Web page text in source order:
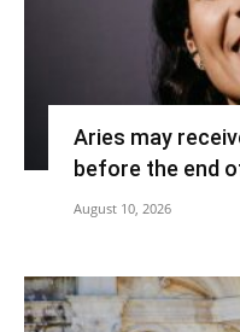
Aries may
before the end
August 10, 2026